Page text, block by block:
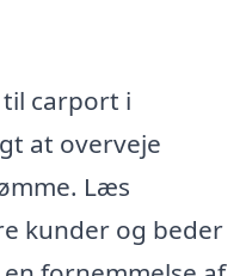
carport i
at overveje
Læs
kunder og beder